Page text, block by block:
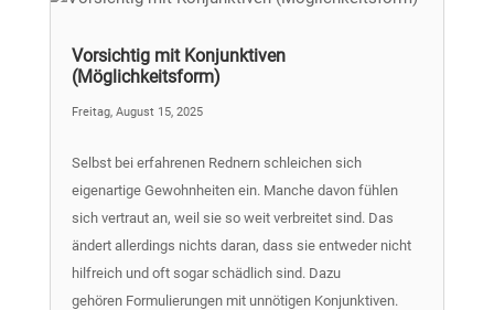
Vorsichtig mit Konjunktiven
(Möglichkeitsform)
Freitag, August 15, 2025
Selbst bei erfahrenen Rednern schleichen sich
eigenartige Gewohnheiten ein. Manche davon fühlen
sich vertraut an, weil sie so weit verbreitet sind. Das
ändert allerdings nichts daran, dass sie entweder nicht
hilfreich und oft sogar schädlich sind. Dazu
gehören Formulierungen mit unnötigen Konjunktiven.